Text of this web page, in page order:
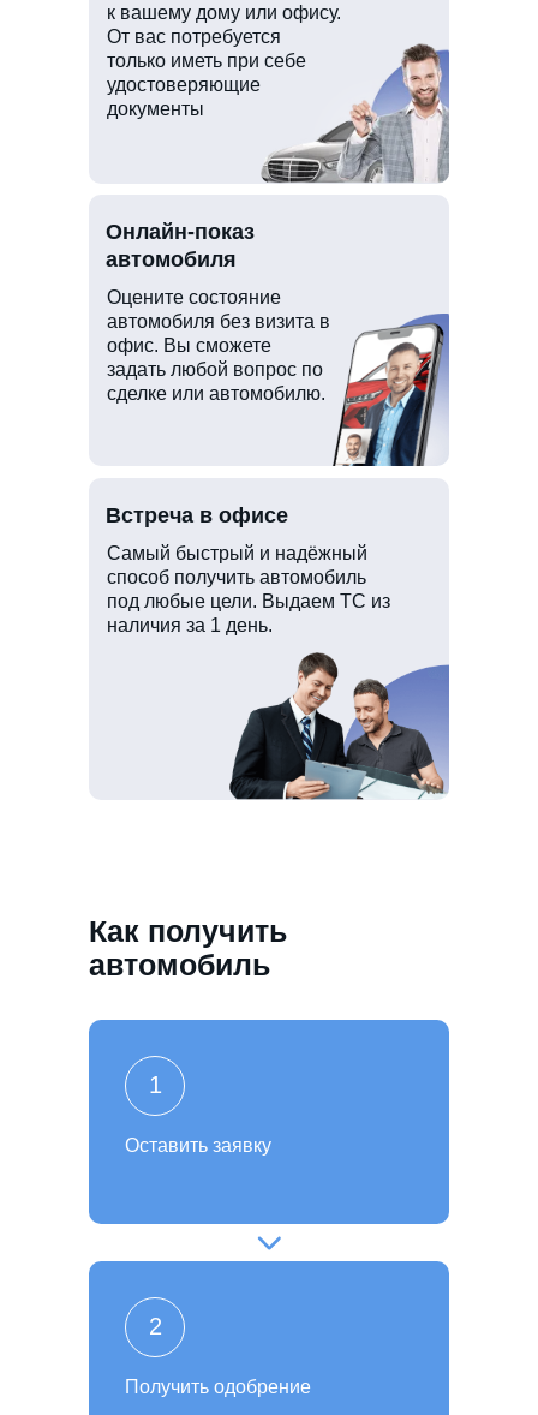
к вашему дому или офису.
От вас потребуется
только иметь при себе
удостоверяющие
документы
Оцените состояние
автомобиля без визита в
офис. Вы сможете
задать любой вопрос по
сделке или автомобилю.
Самый быстрый и надёжный
способ получить автомобиль
под любые цели. Выдаем ТС из
наличия за 1 день.
Онлайн-показ
автомобиля
Встреча в офисе
Как получить
автомобиль
Получить одобрение
2
Оставить заявку
1